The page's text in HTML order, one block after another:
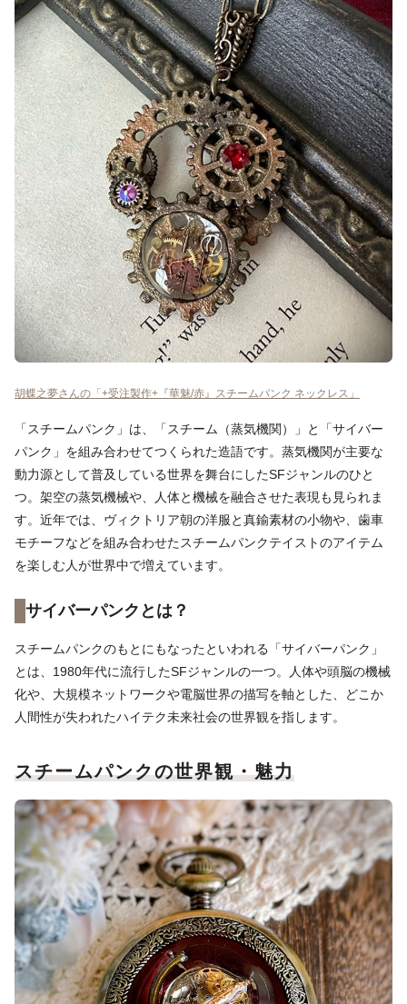
胡蝶之夢さんの「+受注製作+『華魅/赤』スチームパンク ネックレス」
「スチームパンク」は、「スチーム（蒸気機関）」と「サイバー
パンク」を組み合わせてつくられた造語です。蒸気機関が主要な
動力源として普及している世界を舞台にしたSFジャンルのひと
つ。架空の蒸気機械や、人体と機械を融合させた表現も見られま
す。近年では、ヴィクトリア朝の洋服と真鍮素材の小物や、歯車
モチーフなどを組み合わせたスチームパンクテイストのアイテム
を楽しむ人が世界中で増えています。
サイバーパンクとは？
スチームパンクのもとにもなったといわれる「サイバーパンク」
とは、1980年代に流行したSFジャンルの一つ。人体や頭脳の機械
化や、大規模ネットワークや電脳世界の描写を軸とした、どこか
人間性が失われたハイテク未来社会の世界観を指します。
スチームパンクの世界観・魅力